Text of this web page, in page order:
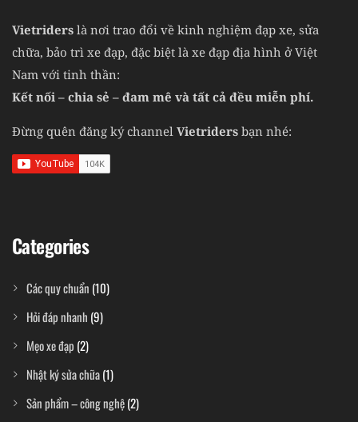
Vietriders là nơi trao đổi về kinh nghiệm đạp xe, sửa
chữa, bảo trì xe đạp, đặc biệt là xe đạp địa hình ở Việt
Nam với tinh thần:
Kết nối – chia sẻ – đam mê và tất cả đều miễn phí.
Đừng quên đăng ký channel Vietriders bạn nhé:
Categories
Các quy chuẩn (10)
Hỏi đáp nhanh (9)
Mẹo xe đạp (2)
Nhật ký sửa chữa(1)
Sản phẩm – công nghệ(2)